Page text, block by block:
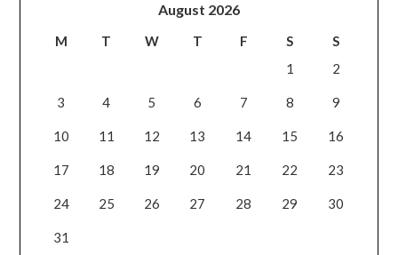
August 2026
M T W T F S
S
1
2
3 4 5 6 7 8 9
10 11 12 13 14 15 16
17 18 19 20 21 22 23
24 25 26 27 28 29 30
31